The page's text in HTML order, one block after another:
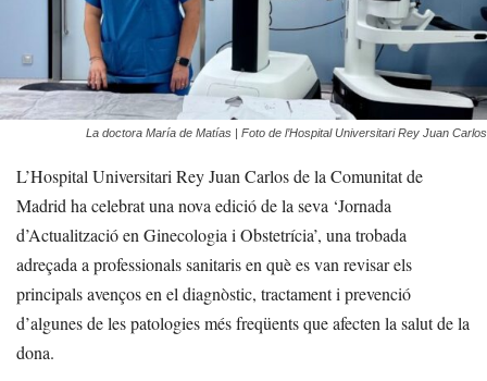
La doctora María de Matías | Foto de l’Hospital Universitari Rey Juan Carlos
L’Hospital Universitari Rey Juan Carlos de la Comunitat de
Madrid ha celebrat una nova edició de la seva ‘Jornada
d’Actualització en Ginecologia i Obstetrícia’, una trobada
adreçada a professionals sanitaris en què es van revisar els
principals avenços en el diagnòstic, tractament i prevenció
d’algunes de les patologies més freqüents que afecten la salut de la
dona.